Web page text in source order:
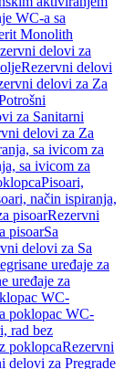
WC-a sa
Monolith
delovi za
Rezervni delovi
delovi za Za
za Sanitarni
delovi za Za
sa ivicom za
sa ivicom za
Pisoari,
način ispiranja,
pisoarRezervni
pisoarSa
delovi za Sa
uređaje za
uređaje za
WC-
poklopac WC-
rad bez
poklopcaRezervni
delovi za Pregrade